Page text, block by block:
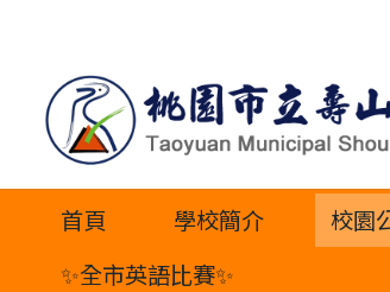
內
首頁 學校簡介 校園
✨全市英語比賽✨